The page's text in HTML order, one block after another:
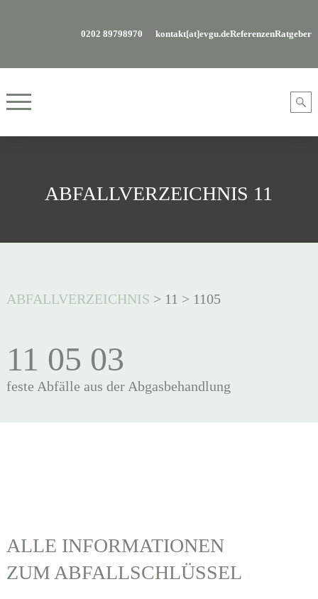
0202 89798970 kontakt[at]evgu.deReferenzenRatgeber
ABFALLVERZEICHNIS 11
ABFALLVERZEICHNIS > 11 > 1105
11 05 03
feste Abfälle aus der Abgasbehandlung
ALLE INFORMATIONEN
ZUM ABFALLSCHLÜSSEL